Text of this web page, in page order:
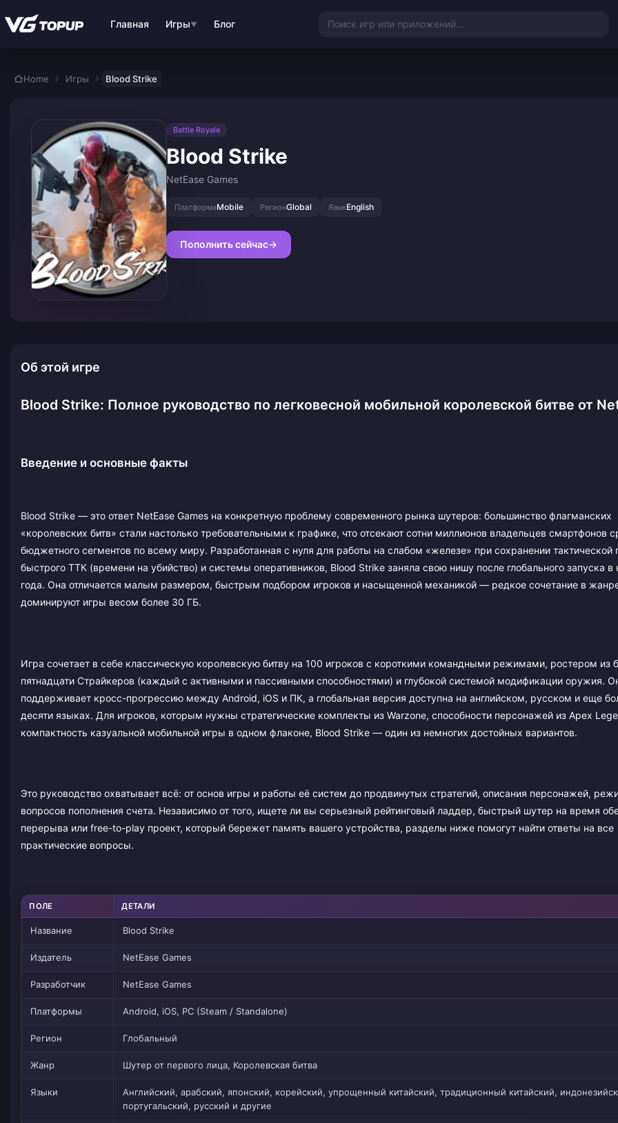
Главная Игры▼ Блог Поиск игр или приложений...
Home Игры Blood Strike
Battle Royale
Blood Strike
NetEase Games
ПлатформаMobile РегионGlobal ЯзыкEnglish
Пополнить сейчас→
Об этой игре
Blood Strike: Полное руководство по легковесной мобильной королевской битве от
Введение и основные факты
Blood Strike — это ответ NetEase Games на конкретную проблему современного рынка шутеров: большинство флагманских
«королевских битв» стали настолько требовательными к графике, что отсекают сотни миллионов владельцев смартфонов
бюджетного сегментов по всему миру. Разработанная с нуля для работы на слабом «железе» при сохранении тактической
быстрого ТТК (времени на убийство) и системы оперативников, Blood Strike заняла свою нишу после глобального запуска в
года. Она отличается малым размером, быстрым подбором игроков и насыщенной механикой — редкое сочетание в
доминируют игры весом более 30 ГБ.
Игра сочетает в себе классическую королевскую битву на 100 игроков с короткими командными режимами, ростером из
пятнадцати Страйкеров (каждый с активными и пассивными способностями) и глубокой системой модификации оружия.
поддерживает кросс-прогрессию между Android, iOS и ПК, а глобальная версия доступна на английском, русском и еще
десяти языках. Для игроков, которым нужны стратегические комплекты из Warzone, способности персонажей из Apex
компактность казуальной мобильной игры в одном флаконе, Blood Strike — один из немногих достойных вариантов.
Это руководство охватывает всё: от основ игры и работы её систем до продвинутых стратегий, описания персонажей,
вопросов пополнения счета. Независимо от того, ищете ли вы серьезный рейтинговый ладдер, быстрый шутер на время
перерыва или free-to-play проект, который бережет память вашего устройства, разделы ниже помогут найти ответы на все
практические вопросы.
ПОЛЕ ДЕТАЛИ
Название Blood Strike
Издатель NetEase Games
Разработчик NetEase Games
Платформы Android, iOS, PC (Steam / Standalone)
Регион Глобальный
Жанр Шутер от первого лица, Королевская битва
Языки
Английский, арабский, японский, корейский, упрощенный китайский, традиционный китайский,
португальский, русский и другие